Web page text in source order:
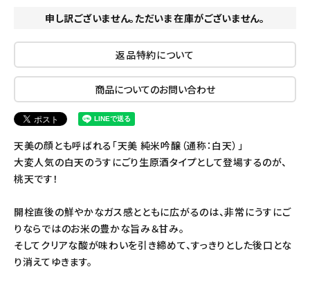
申し訳ございません。ただいま在庫がございません。
返品特約について
商品についてのお問い合わせ
天美の顔とも呼ばれる「天美 純米吟醸（通称：白天）」
大変人気の白天のうすにごり生原酒タイプとして登場するのが、
桃天です！
開栓直後の鮮やかなガス感とともに広がるのは、非常にうすにご
りならではのお米の豊かな旨み＆甘み。
そしてクリアな酸が味わいを引き締めて、すっきりとした後口とな
り消えてゆきます。